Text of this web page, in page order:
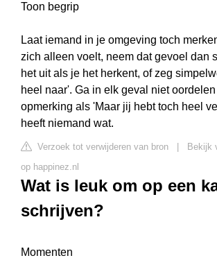
Toon begrip
Laat iemand in je omgeving toch
zich alleen voelt, neem dat gevoel dan
het uit als je het herkent, of zeg
heel naar'. Ga in elk geval niet
opmerking als 'Maar jij hebt toch heel
heeft niemand wat.
Verzoek tot verwijderen van bron
Bekijk
op happinez.nl
Wat is leuk om op een
schrijven?
Momenten